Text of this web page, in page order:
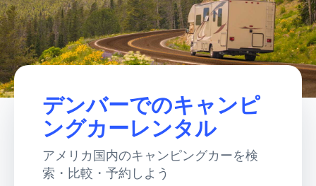
デンバーでのキャンピ
ングカーレンタル
アメリカ国内のキャンピングカーを検
索・比較・予約しよう